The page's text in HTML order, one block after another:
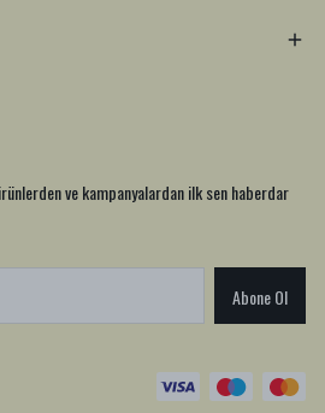
ve kampanyalardan ilk sen haberdar
Abone Ol